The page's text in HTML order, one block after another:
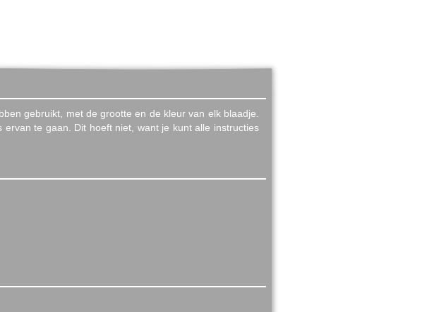
gebruikt, met de grootte en de kleur van elk blaadje.
te gaan. Dit hoeft niet, want je kunt alle instructies